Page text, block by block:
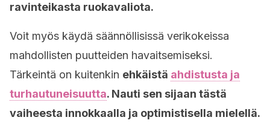
ravinteikasta ruokavaliota.
Voit myös käydä säännöllisissä verikokeissa
mahdollisten puutteiden havaitsemiseksi.
Tärkeintä on kuitenkin ehkäistä ahdistusta ja
turhautuneisuutta. Nauti sen sijaan tästä
vaiheesta innokkaalla ja optimistisella mielellä.